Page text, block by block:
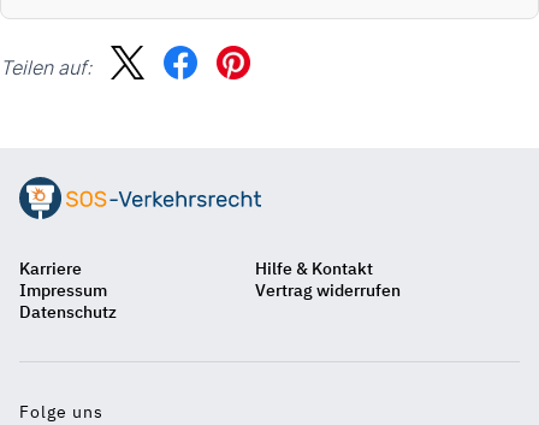
Teilen auf:
Auf
einen
Karriere
Hilfe & Kontakt
Impressum
Vertrag widerrufen
Datenschutz
Folge uns